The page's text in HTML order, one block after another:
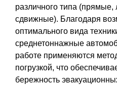
различного типа
сдвижные). Благодаря
оптимального вида
среднетоннажные
работе применяются
погрузкой, что
бережность